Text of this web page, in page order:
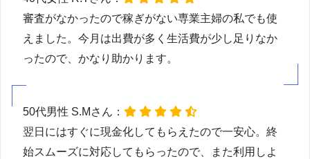
審査がなかったので稼ぎがない専業主婦の私でも使
えました。今月は出費が多く生活費が少し足りなか
ったので、かなり助かります。
50代男性 S.Mさん：
翌日にはすぐに現金化してもらえたので一安心。終
始スムーズに対応してもらったので、また利用しよ